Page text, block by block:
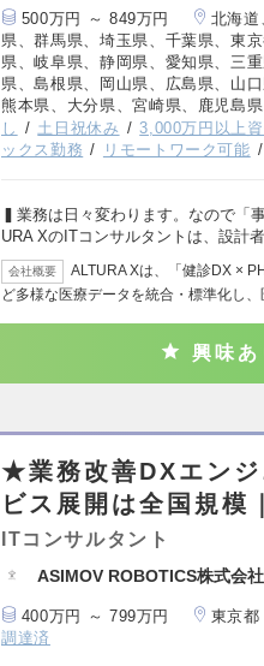
500万円 ～ 849万円
北海道
県、群馬県、埼玉県、千葉県、東
県、岐阜県、静岡県、愛知県、三
県、島根県、岡山県、広島県、山
熊本県、大分県、宮崎県、鹿児島
し
土日祝休み 3,000万円以上
ックス勤務
リモートワーク可能
▍業務は日々変わります。なので「
URA XのITコンサルタントは、設計
会社概要
ALTURA Xは、「健診DX ×
ど多様な医療データを統合・標準化し
興味あ
★業務改善DXエン
ビス展開は全国規模｜
ITコンサルタント
ASIMOV ROBOTICS株式会社
400万円 ～ 799万円 東京都
調達済